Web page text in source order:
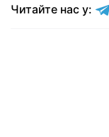
Читайте нас у: